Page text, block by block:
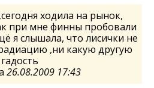
ходила на рынок,
при мне финны пробовали
я слышала, что лисички не
,ни какую другую
гадость
26.08.2009 17:43